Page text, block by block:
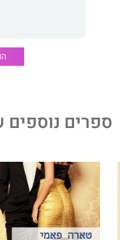
ספרים נוספים